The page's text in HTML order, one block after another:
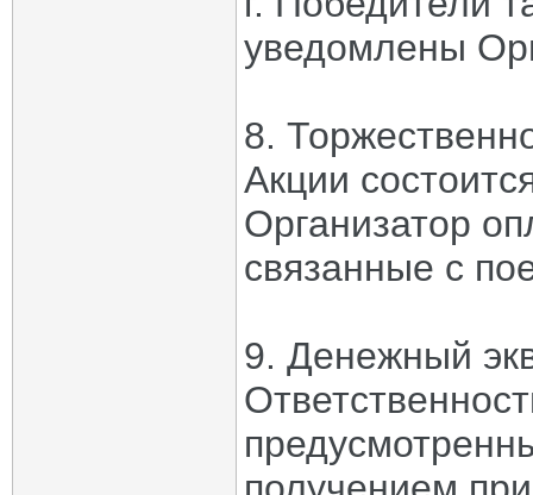
уведомлены
8.
Акции
Организатор
связанные с
9. Денежный